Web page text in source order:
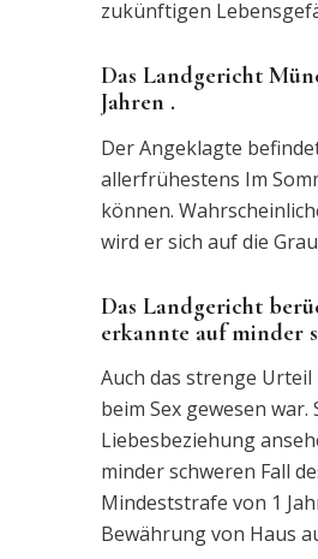
zukünftigen
Das Landgericht
Jahren .
Der Angeklagte
allerfrühestens Im
können.
wird er sich auf die
Das Landgericht
erkannte auf minder
Auch das strenge
beim Sex gewesen
Liebesbeziehung
minder schweren Fall
Mindeststrafe von 1
Bewährung von Haus